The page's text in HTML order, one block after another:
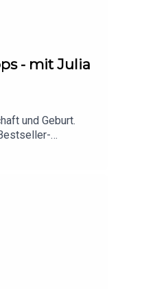
- mit Julia
und Geburt.
Beckenboden.
erfahrt ihr
viel Spaß mit